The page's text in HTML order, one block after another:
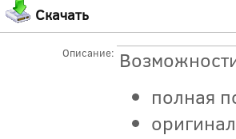
Скачать
Описание:
полная